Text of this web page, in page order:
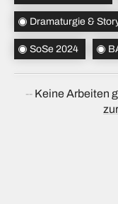
Dramaturgie &
SoSe 2024
Keine Arbeiten